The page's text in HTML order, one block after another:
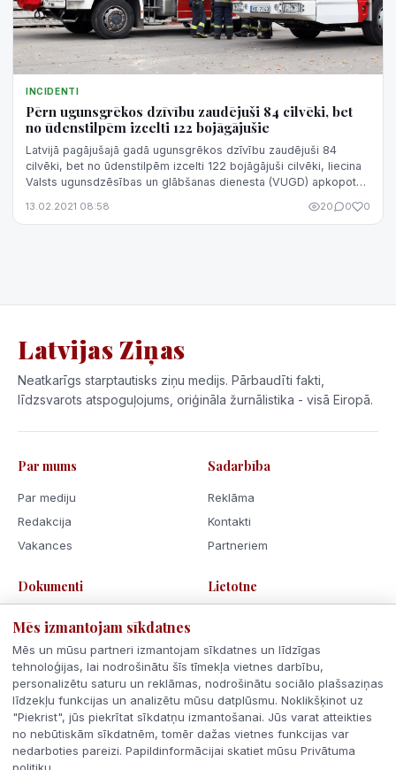
INCIDENTI
Pērn ugunsgrēkos dzīvību zaudējuši 84 cilvēki, bet
no ūdenstilpēm izcelti 122 bojāgājušie
Latvijā pagājušajā gadā ugunsgrēkos dzīvību zaudējuši 84
cilvēki, bet no ūdenstilpēm izcelti 122 bojāgājuši cilvēki, liecina
Valsts ugunsdzēsības un glābšanas dienesta (VUGD) apkopotā
13.02.2021 08:58 20 0 0
Latvijas Ziņas
Neatkarīgs starptautisks ziņu medijs. Pārbaudīti fakti,
līdzsvarots atspoguļojums, oriģināla žurnālistika - visā Eiropā.
Par mums
Par mediju
Redakcija
Vakances
Sadarbība
Reklāma
Kontakti
Partneriem
Dokumenti
Lietošanas noteikumi
Sīkdatnes
Rīcības kodekss
Lietotne
Mēs izmantojam sīkdatnes
Mēs un mūsu partneri izmantojam sīkdatnes un līdzīgas
tehnoloģijas, lai nodrošinātu šīs tīmekļa vietnes darbību,
personalizētu saturu un reklāmas, nodrošinātu sociālo plašsaziņas
līdzekļu funkcijas un analizētu mūsu datplūsmu. Noklikšķinot uz
"Piekrist", jūs piekrītat sīkdatņu izmantošanai. Jūs varat atteikties
no nebūtiskām sīkdatnēm, tomēr dažas vietnes funkcijas var
nedarboties pareizi. Papildinformācijai skatiet mūsu Privātuma